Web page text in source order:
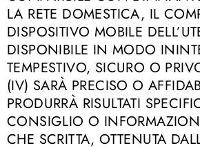
LA RETE DOMESTICA, IL
DISPOSITIVO MOBILE
DISPONIBILE IN MODO
TEMPESTIVO, SICURO O
(IV) SARÀ PRECISO O
PRODURRÀ RISULTATI
CONSIGLIO O
CHE SCRITTA, OTTENUTA